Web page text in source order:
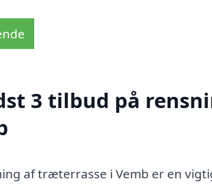
3 tilbud på
af træterrasse i Vemb er en